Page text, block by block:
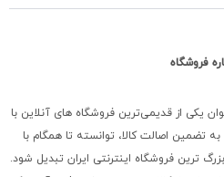
فروشگاه
یکی از قدیمی‌ترین فروشگاه های آنلاین با
تضمین اصالت کالا، توانسته تا همگام با
ترین فروشگاه اینترنتی ایران تبدیل شود.